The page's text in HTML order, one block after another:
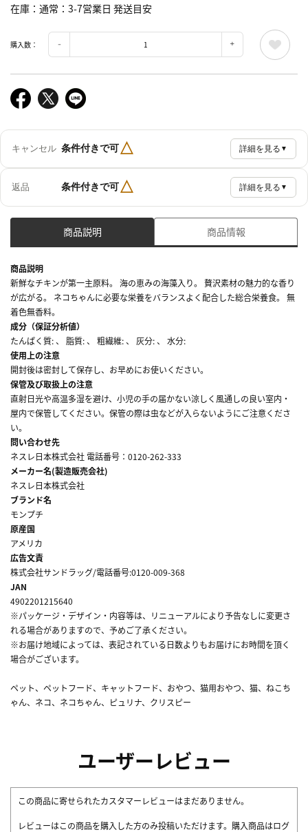
在庫 通常：3-7営業日 発送目安
購入数：
キャンセル 条件付きで可△ 詳細を見る ▼
返品 条件付きで可△ 詳細を見る ▼
商品説明 商品情報
商品説明
新鮮なチキンが第一主原料。 海の恵みの海藻入り。 贅沢素材の魅力的な香り
が広がる。 ネコちゃんに必要な栄養をバランスよく配合した総合栄養食。 無
着色無香料。
成分（保証分析値）
たんぱく質: 、 脂質: 、 粗繊維: 、 灰分: 、 水分:
使用上の注意
開封後は密封して保存し、お早めにお使いください。
保管及び取扱上の注意
直射日光や高温多湿を避け、小児の手の届かない涼しく風通しの良い室内・
屋内で保管してください。保管の際は虫などが入らないようにご注意くださ
い。
問い合わせ先
ネスレ日本株式会社 電話番号：0120-262-333
メーカー名(製造販売会社)
ネスレ日本株式会社
ブランド名
モンプチ
原産国
アメリカ
広告文責
株式会社サンドラッグ/電話番号:0120-009-368
JAN
4902201215640
※パッケージ・デザイン・内容等は、リニューアルにより予告なしに変更さ
れる場合がありますので、予めご了承ください。
※お届け地域によっては、表記されている日数よりもお届けにお時間を頂く
場合がございます。
ペット、ペットフード、キャットフード、おやつ、猫用おやつ、猫、ねこち
ゃん、ネコ、ネコちゃん、ピュリナ、クリスピー
ユーザーレビュー
この商品に寄せられたカスタマーレビューはまだありません。
レビューはこの商品を購入した方のみ投稿いただけます。購入商品はログ